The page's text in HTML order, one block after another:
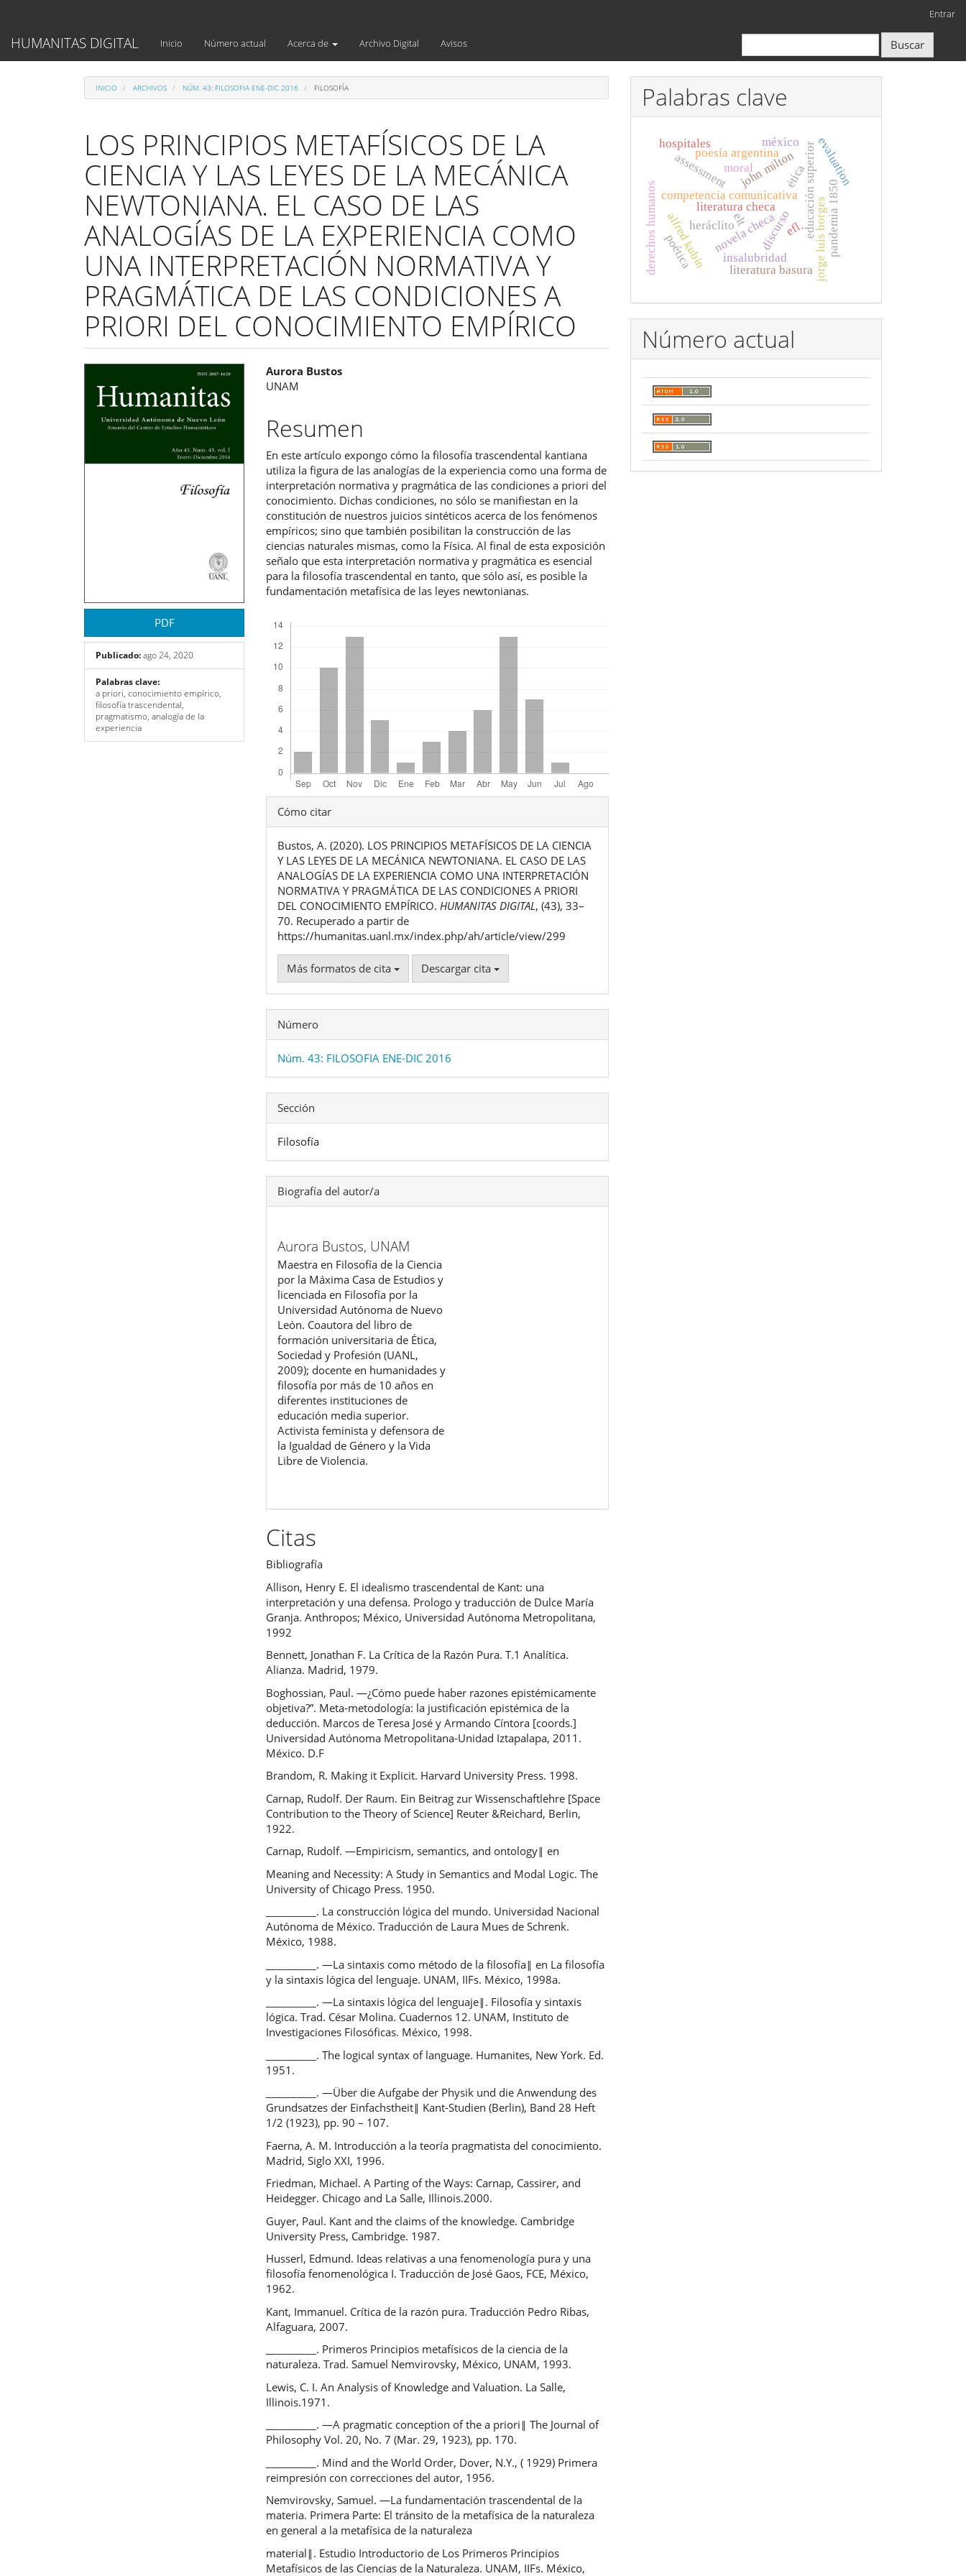
Contenido
principal
Entrar
HUMANITAS DIGITAL Inicio Número actual Acerca de Archivo Digital Avisos Buscar
INICIO ARCHIVOS NÚM. 43: FILOSOFIA ENE-DIC 2016 FILOSOFÍA
LOS PRINCIPIOS METAFÍSICOS DE LA
CIENCIA Y LAS LEYES DE LA MECÁNICA
NEWTONIANA. EL CASO DE LAS
ANALOGÍAS DE LA EXPERIENCIA COMO
UNA INTERPRETACIÓN NORMATIVA Y
PRAGMÁTICA DE LAS CONDICIONES A
PRIORI DEL CONOCIMIENTO EMPÍRICO
Barra
lateral
del
PDF
Publicado:ago 24, 2020
Palabras clave:
a priori, conocimiento empírico,
filosofía trascendental,
pragmatismo, analogía de la
experiencia
Contenido
principal
del
artículo
Aurora Bustos
UNAM
Resumen
En este artículo expongo cómo la filosofía trascendental kantiana
utiliza la figura de las analogías de la experiencia como una forma de
interpretación normativa y pragmática de las condiciones a priori del
conocimiento. Dichas condiciones, no sólo se manifiestan en la
constitución de nuestros juicios sintéticos acerca de los fenómenos
empíricos; sino que también posibilitan la construcción de las
ciencias naturales mismas, como la Física. Al final de esta exposición
señalo que esta interpretación normativa y pragmática es esencial
para la filosofía trascendental en tanto, que sólo así, es posible la
fundamentación metafísica de las leyes newtonianas.
Detalles
del
artículo
Cómo citar
Bustos, A. (2020). LOS PRINCIPIOS METAFÍSICOS DE LA CIENCIA
Y LAS LEYES DE LA MECÁNICA NEWTONIANA. EL CASO DE LAS
ANALOGÍAS DE LA EXPERIENCIA COMO UNA INTERPRETACIÓN
NORMATIVA Y PRAGMÁTICA DE LAS CONDICIONES A PRIORI
DEL CONOCIMIENTO EMPÍRICO. HUMANITAS DIGITAL, (43), 33–
70. Recuperado a partir de
https://humanitas.uanl.mx/index.php/ah/article/view/299
Más formatos de cita Descargar cita
Número
Núm. 43: FILOSOFIA ENE-DIC 2016
Sección
Filosofía
Biografía del autor/a
Aurora Bustos, UNAM
Maestra en Filosofía de la Ciencia
por la Máxima Casa de Estudios y
licenciada en Filosofía por la
Universidad Autónoma de Nuevo
León. Coautora del libro de
formación universitaria de Ética,
Sociedad y Profesión (UANL,
2009); docente en humanidades y
filosofía por más de 10 años en
diferentes instituciones de
educación media superior.
Activista feminista y defensora de
la Igualdad de Género y la Vida
Libre de Violencia.
Citas
Bibliografía
Allison, Henry E. El idealismo trascendental de Kant: una
interpretación y una defensa. Prologo y traducción de Dulce María
Granja. Anthropos; México, Universidad Autónoma Metropolitana,
1992
Bennett, Jonathan F. La Crítica de la Razón Pura. T.1 Analítica.
Alianza. Madrid, 1979.
Boghossian, Paul. ―¿Cómo puede haber razones epistémicamente
objetiva?”. Meta-metodología: la justificación epistémica de la
deducción. Marcos de Teresa José y Armando Cíntora [coords.]
Universidad Autónoma Metropolitana-Unidad Iztapalapa, 2011.
México. D.F
Brandom, R. Making it Explicit. Harvard University Press. 1998.
Carnap, Rudolf. Der Raum. Ein Beitrag zur Wissenschaftlehre [Space
Contribution to the Theory of Science] Reuter &Reichard, Berlin,
1922.
Carnap, Rudolf. ―Empiricism, semantics, and ontology‖ en
Meaning and Necessity: A Study in Semantics and Modal Logic. The
University of Chicago Press. 1950.
__________. La construcción lógica del mundo. Universidad Nacional
Autónoma de México. Traducción de Laura Mues de Schrenk.
México, 1988.
__________. ―La sintaxis como método de la filosofía‖ en La filosofía
y la sintaxis lógica del lenguaje. UNAM, IIFs. México, 1998a.
__________. ―La sintaxis lógica del lenguaje‖. Filosofía y sintaxis
lógica. Trad. César Molina. Cuadernos 12. UNAM, Instituto de
Investigaciones Filosóficas. México, 1998.
__________. The logical syntax of language. Humanites, New York. Ed.
1951.
__________. ―Über die Aufgabe der Physik und die Anwendung des
Grundsatzes der Einfachstheit‖ Kant-Studien (Berlin), Band 28 Heft
1/2 (1923), pp. 90 – 107.
Faerna, A. M. Introducción a la teoría pragmatista del conocimiento.
Madrid, Siglo XXI, 1996.
Friedman, Michael. A Parting of the Ways: Carnap, Cassirer, and
Heidegger. Chicago and La Salle, Illinois.2000.
Guyer, Paul. Kant and the claims of the knowledge. Cambridge
University Press, Cambridge. 1987.
Husserl, Edmund. Ideas relativas a una fenomenología pura y una
filosofía fenomenológica I. Traducción de José Gaos, FCE, México,
1962.
Kant, Immanuel. Crítica de la razón pura. Traducción Pedro Ribas,
Alfaguara, 2007.
__________. Primeros Principios metafísicos de la ciencia de la
naturaleza. Trad. Samuel Nemvirovsky, México, UNAM, 1993.
Lewis, C. I. An Analysis of Knowledge and Valuation. La Salle,
Illinois.1971.
__________. ―A pragmatic conception of the a priori‖ The Journal of
Philosophy Vol. 20, No. 7 (Mar. 29, 1923), pp. 170.
__________. Mind and the World Order, Dover, N.Y., ( 1929) Primera
reimpresión con correcciones del autor, 1956.
Nemvirovsky, Samuel. ―La fundamentación trascendental de la
materia. Primera Parte: El tránsito de la metafísica de la naturaleza
en general a la metafísica de la naturaleza
material‖. Estudio Introductorio de Los Primeros Principios
Metafísicos de las Ciencias de la Naturaleza. UNAM, IIFs. México,
Palabras clave
discurso
competencia comunicativa educación superior
jorge luis borges
heráclito
john milton
poesía argentina
derechos humanos
ética
moral
méxico
alfred kubinnovela checa
literatura checa
assessment evaluation
elt efl. pandemia 1850
hospitales
insalubridad
poética literatura basura
Número actual